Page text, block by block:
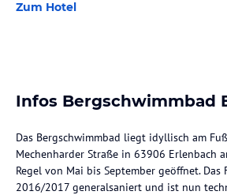
Zum Hotel
Infos Bergschwimmbad
Das Bergschwimmbad liegt idyllisch am
Mechenharder Straße in 63906 Erlenbach
Regel von Mai bis September geöffnet. Das
2016/2017 generalsaniert und ist nun